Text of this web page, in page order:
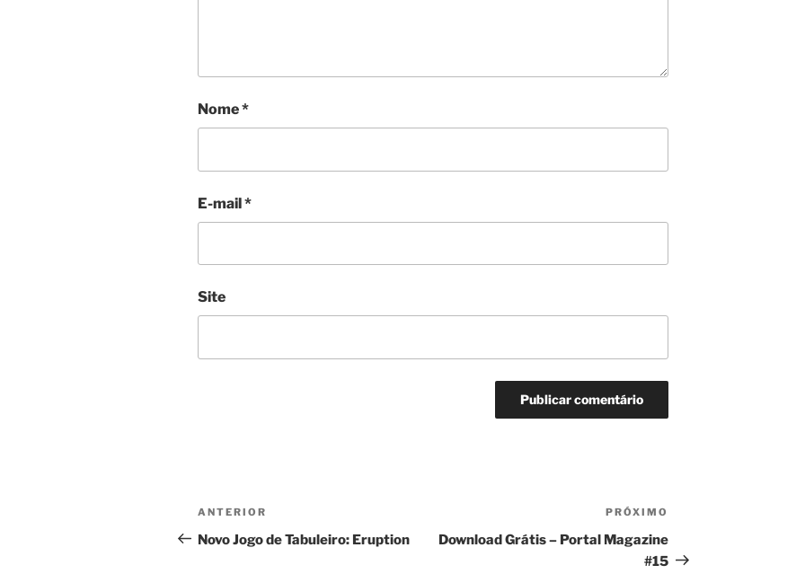
Nome*
E-mail*
Site
Navegação
de
Post
anterior
ANTERIOR
Novo Jogo de Tabuleiro: Eruption
post
PRÓXIMO
Download Grátis – Portal Magazine
#15